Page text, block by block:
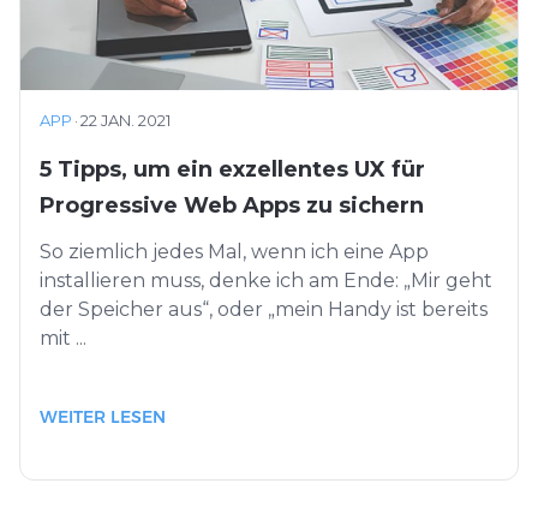
APP ·22 JAN. 2021
5 Tipps, um ein exzellentes UX für
Progressive Web Apps zu sichern
So ziemlich jedes Mal, wenn ich eine App
installieren muss, denke ich am Ende: „Mir geht
der Speicher aus“, oder „mein Handy ist bereits
mit ...
WEITER LESEN